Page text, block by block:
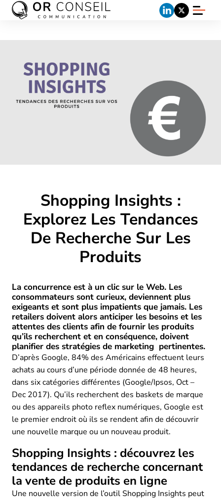
Shopping Insights :
Explorez Les Tendances
De Recherche Sur Les
Produits
La concurrence est à un clic sur le Web. Les
consommateurs sont curieux, deviennent plus
exigeants et sont plus impatients que jamais. Les
retailers doivent alors anticiper les besoins et les
attentes des clients afin de fournir les produits
qu’ils recherchent et en conséquence, doivent
planifier des stratégies de marketing pertinentes.
D’après Google, 84% des Américains effectuent leurs
achats au cours d’une période donnée de 48 heures,
dans six catégories différentes (Google/Ipsos, Oct –
Dec 2017). Qu’ils recherchent des baskets de marque
ou des appareils photo reflex numériques, Google est
le premier endroit où ils se rendent afin de découvrir
une nouvelle marque ou un nouveau produit.
Shopping Insights : découvrez les
tendances de recherche concernant
la vente de produits en ligne
Une nouvelle version de l’outil Shopping Insights peut